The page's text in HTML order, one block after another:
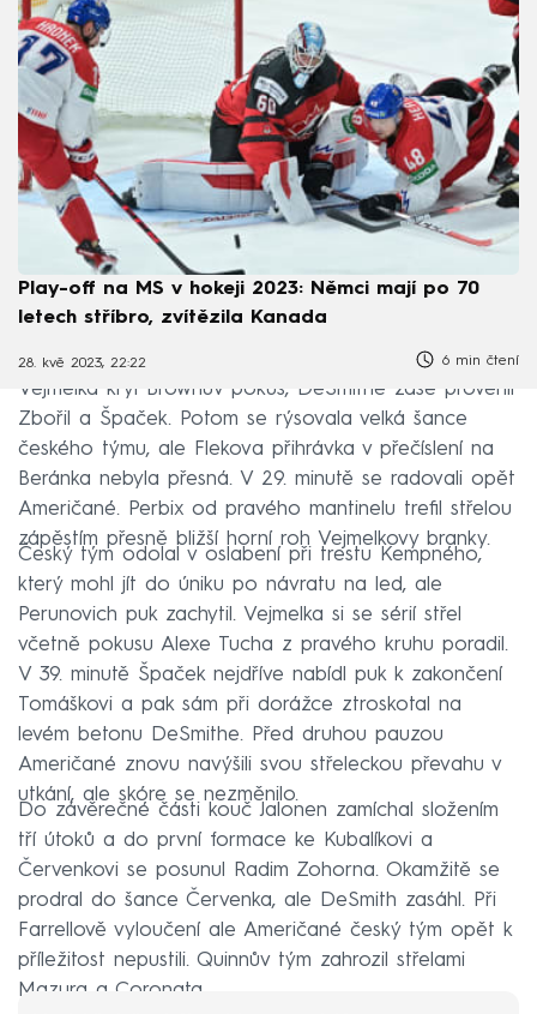
Play-off na MS v hokeji 2023: Němci mají po 70
letech stříbro, zvítězila Kanada
28. kvě 2023, 22:22 6 min čtení
Vejmelka kryl Brownův pokus, DeSmithe zase prověřili
Zbořil a Špaček. Potom se rýsovala velká šance
českého týmu, ale Flekova přihrávka v přečíslení na
Beránka nebyla přesná. V 29. minutě se radovali opět
Američané. Perbix od pravého mantinelu trefil střelou
zápěstím přesně bližší horní roh Vejmelkovy branky.
Český tým odolal v oslabení při trestu Kempného,
který mohl jít do úniku po návratu na led, ale
Perunovich puk zachytil. Vejmelka si se sérií střel
včetně pokusu Alexe Tucha z pravého kruhu poradil.
V 39. minutě Špaček nejdříve nabídl puk k zakončení
Tomáškovi a pak sám při dorážce ztroskotal na
levém betonu DeSmithe. Před druhou pauzou
Američané znovu navýšili svou střeleckou převahu v
utkání, ale skóre se nezměnilo.
Do závěrečné části kouč Jalonen zamíchal složením
tří útoků a do první formace ke Kubalíkovi a
Červenkovi se posunul Radim Zohorna. Okamžitě se
prodral do šance Červenka, ale DeSmith zasáhl. Při
Farrellově vyloučení ale Američané český tým opět k
příležitost nepustili. Quinnův tým zahrozil střelami
Mazura a Coronata.